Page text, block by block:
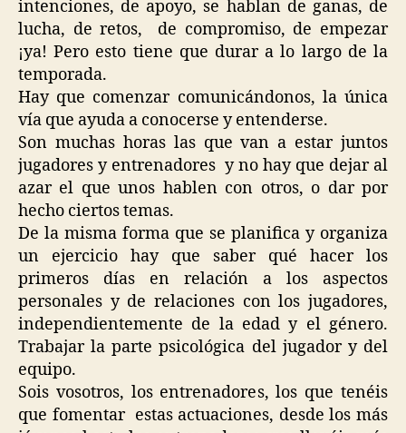
intenciones, de apoyo, se hablan de ganas, de
lucha, de retos, de compromiso, de empezar
¡ya! Pero esto tiene que durar a lo largo de la
temporada.
Hay que comenzar comunicándonos, la única
vía que ayuda a conocerse y entenderse.
Son muchas horas las que van a estar juntos
jugadores y entrenadores y no hay que dejar al
azar el que unos hablen con otros, o dar por
hecho ciertos temas.
De la misma forma que se planifica y organiza
un ejercicio hay que saber qué hacer los
primeros días en relación a los aspectos
personales y de relaciones con los jugadores,
independientemente de la edad y el género.
Trabajar la parte psicológica del jugador y del
equipo.
Sois vosotros, los entrenadores, los que tenéis
que fomentar estas actuaciones, desde los más